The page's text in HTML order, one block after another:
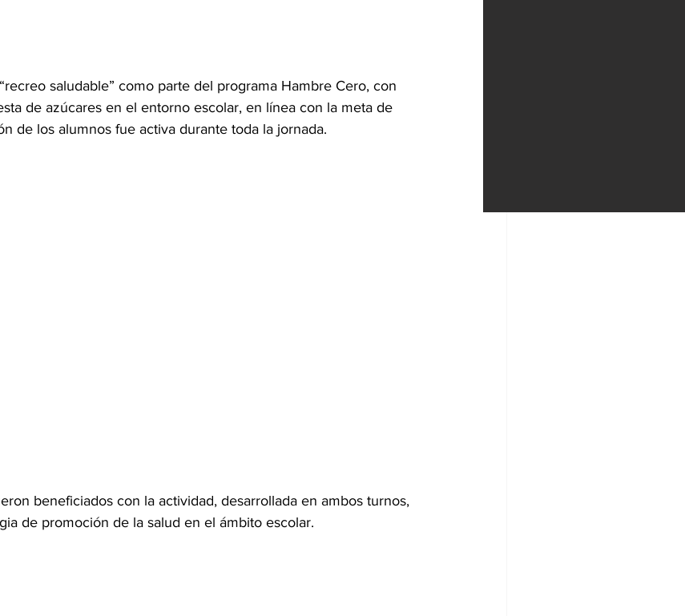
saludable” como parte del programa Hambre Cero, con
de azúcares en el entorno escolar, en línea con la meta de
de los alumnos fue activa durante toda la jornada.
beneficiados con la actividad, desarrollada en ambos turnos,
de promoción de la salud en el ámbito escolar.